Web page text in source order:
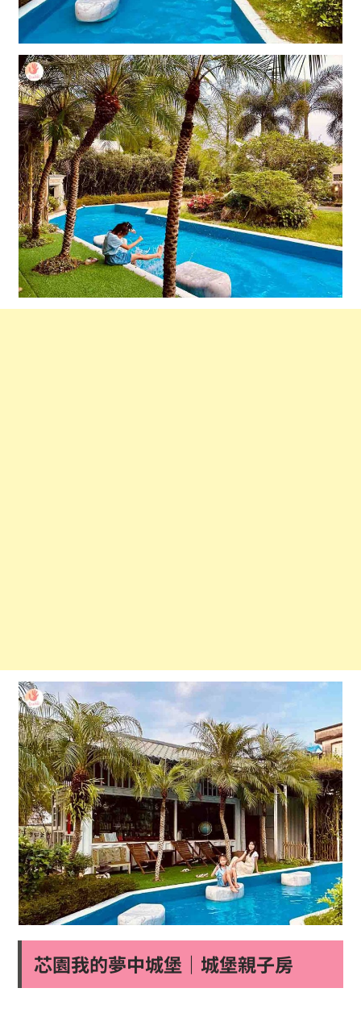
芯園我的夢中城堡｜城堡親子房